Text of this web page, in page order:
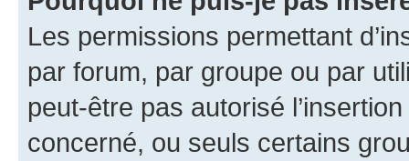
Les permissions permettant
par forum, par groupe ou par
peut-être pas autorisé
concerné, ou seuls certains